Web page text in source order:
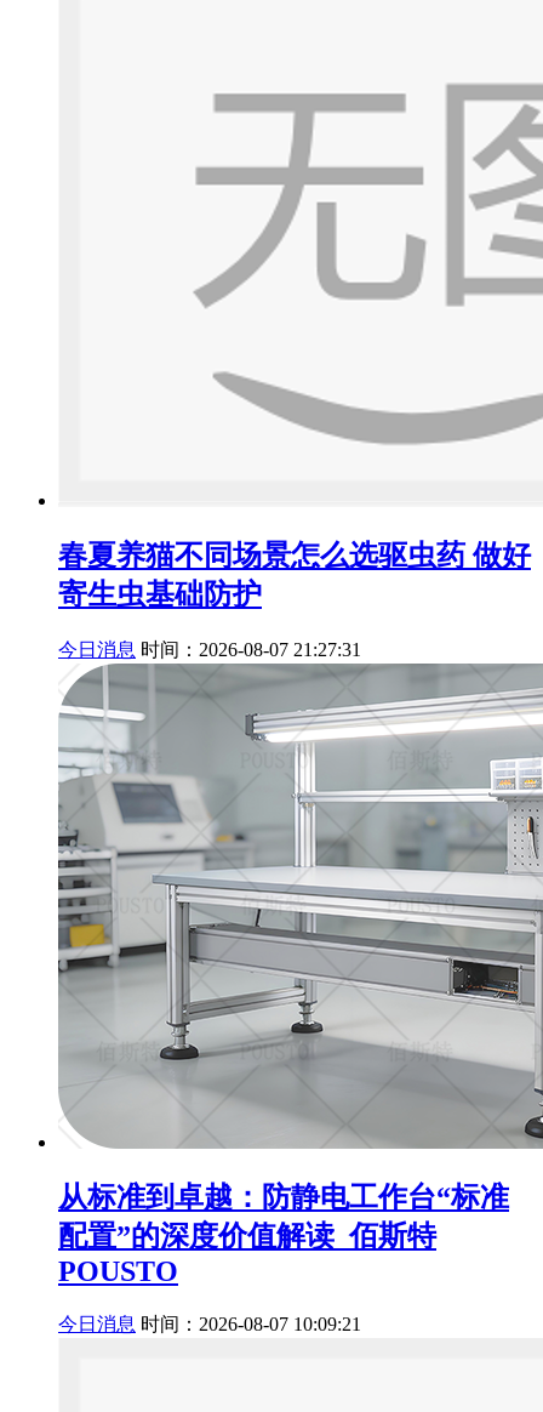
春夏养猫不同场景怎么选驱虫药 做好
寄生虫基础防护
今日消息 时间：2026-08-07 21:27:31
从标准到卓越：防静电工作台“标准
配置”的深度价值解读_佰斯特
POUSTO
今日消息 时间：2026-08-07 10:09:21